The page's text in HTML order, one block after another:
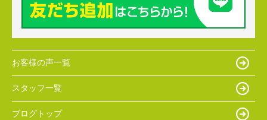
お客様の声一覧
スタッフ一覧
ブログトップ